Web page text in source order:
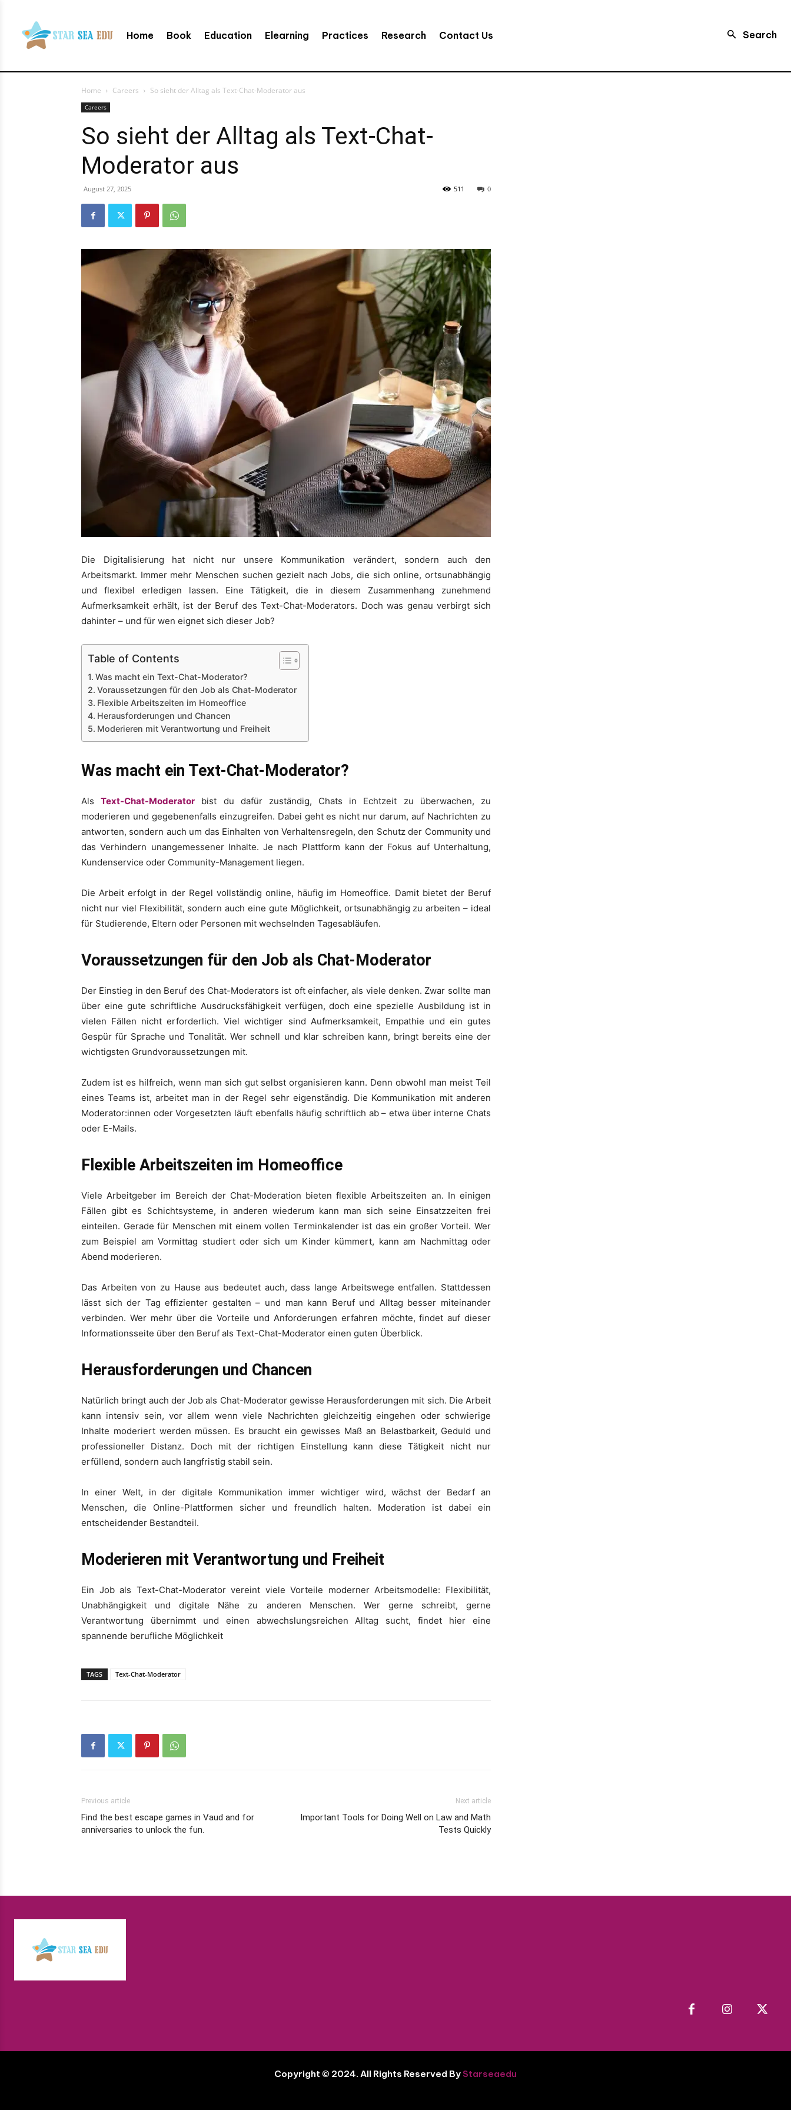
Home Book Education Elearning Practices Research Contact Us Search
Home Careers So sieht der Alltag als Text-Chat-Moderator aus
Careers
So sieht der Alltag als Text-Chat-
Moderator aus
August 27, 2025 0
511
Die Digitalisierung hat nicht nur unsere Kommunikation verändert, sondern auch den
Arbeitsmarkt. Immer mehr Menschen suchen gezielt nach Jobs, die sich online, ortsunabhängig
und flexibel erledigen lassen. Eine Tätigkeit, die in diesem Zusammenhang zunehmend
Aufmerksamkeit erhält, ist der Beruf des Text-Chat-Moderators. Doch was genau verbirgt sich
dahinter – und für wen eignet sich dieser Job?
Table of Contents
Was macht ein Text-Chat-Moderator?
Voraussetzungen für den Job als Chat-Moderator
Flexible Arbeitszeiten im Homeoffice
Herausforderungen und Chancen
Moderieren mit Verantwortung und Freiheit
Was macht ein Text-Chat-Moderator?
AlsText-Chat-Moderator bist du dafür zuständig, Chats in Echtzeit zu überwachen, zu
moderieren und gegebenenfalls einzugreifen. Dabei geht es nicht nur darum, auf Nachrichten zu
antworten, sondern auch um das Einhalten von Verhaltensregeln, den Schutz der Community und
das Verhindern unangemessener Inhalte. Je nach Plattform kann der Fokus auf Unterhaltung,
Kundenservice oder Community-Management liegen.
Die Arbeit erfolgt in der Regel vollständig online, häufig im Homeoffice. Damit bietet der Beruf
nicht nur viel Flexibilität, sondern auch eine gute Möglichkeit, ortsunabhängig zu arbeiten – ideal
für Studierende, Eltern oder Personen mit wechselnden Tagesabläufen.
Voraussetzungen für den Job als Chat-Moderator
Der Einstieg in den Beruf des Chat-Moderators ist oft einfacher, als viele denken. Zwar sollte man
über eine gute schriftliche Ausdrucksfähigkeit verfügen, doch eine spezielle Ausbildung ist in
vielen Fällen nicht erforderlich. Viel wichtiger sind Aufmerksamkeit, Empathie und ein gutes
Gespür für Sprache und Tonalität. Wer schnell und klar schreiben kann, bringt bereits eine der
wichtigsten Grundvoraussetzungen mit.
Zudem ist es hilfreich, wenn man sich gut selbst organisieren kann. Denn obwohl man meist Teil
eines Teams ist, arbeitet man in der Regel sehr eigenständig. Die Kommunikation mit anderen
Moderator:innen oder Vorgesetzten läuft ebenfalls häufig schriftlich ab – etwa über interne Chats
oder E-Mails.
Flexible Arbeitszeiten im Homeoffice
Viele Arbeitgeber im Bereich der Chat-Moderation bieten flexible Arbeitszeiten an. In einigen
Fällen gibt es Schichtsysteme, in anderen wiederum kann man sich seine Einsatzzeiten frei
einteilen. Gerade für Menschen mit einem vollen Terminkalender ist das ein großer Vorteil. Wer
zum Beispiel am Vormittag studiert oder sich um Kinder kümmert, kann am Nachmittag oder
Abend moderieren.
Das Arbeiten von zu Hause aus bedeutet auch, dass lange Arbeitswege entfallen. Stattdessen
lässt sich der Tag effizienter gestalten – und man kann Beruf und Alltag besser miteinander
verbinden. Wer mehr über die Vorteile und Anforderungen erfahren möchte, findet auf dieser
Informationsseite über den Beruf als Text-Chat-Moderator einen guten Überblick.
Herausforderungen und Chancen
Natürlich bringt auch der Job als Chat-Moderator gewisse Herausforderungen mit sich. Die Arbeit
kann intensiv sein, vor allem wenn viele Nachrichten gleichzeitig eingehen oder schwierige
Inhalte moderiert werden müssen. Es braucht ein gewisses Maß an Belastbarkeit, Geduld und
professioneller Distanz. Doch mit der richtigen Einstellung kann diese Tätigkeit nicht nur
erfüllend, sondern auch langfristig stabil sein.
In einer Welt, in der digitale Kommunikation immer wichtiger wird, wächst der Bedarf an
Menschen, die Online-Plattformen sicher und freundlich halten. Moderation ist dabei ein
entscheidender Bestandteil.
Moderieren mit Verantwortung und Freiheit
Ein Job als Text-Chat-Moderator vereint viele Vorteile moderner Arbeitsmodelle: Flexibilität,
Unabhängigkeit und digitale Nähe zu anderen Menschen. Wer gerne schreibt, gerne
Verantwortung übernimmt und einen abwechslungsreichen Alltag sucht, findet hier eine
spannende berufliche Möglichkeit
TAGS Text-Chat-Moderator
Previous article
Find the best escape games in Vaud and for
anniversaries to unlock the fun.
Next article
Important Tools for Doing Well on Law and Math
Tests Quickly
Copyright © 2024. All Rights Reserved By Starseaedu